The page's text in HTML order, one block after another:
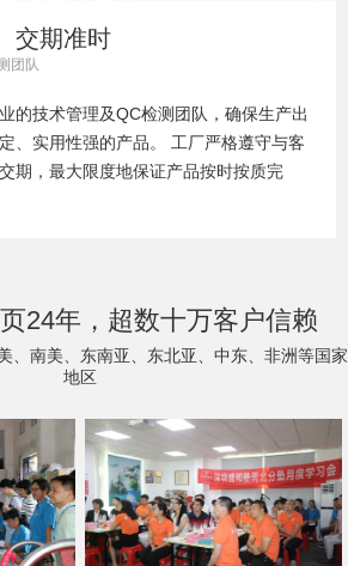
交期准时
团队
的技术管理及QC检测团队，确保生产出
、实用性强的产品。 工厂严格遵守与客
期，最大限度地保证产品按时按质完
24年，超数十万客户信赖
、南美、东南亚、东北亚、中东、非洲等国家
地区